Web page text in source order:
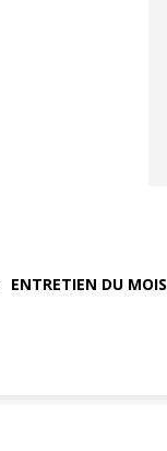
ENTRETIEN DU MOIS